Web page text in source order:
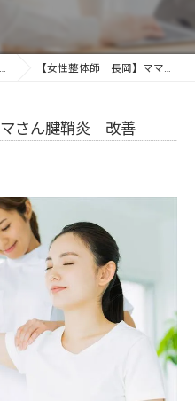
【女性整体師 長岡】ママさん腱鞘炎 改善
さん腱鞘炎 改善